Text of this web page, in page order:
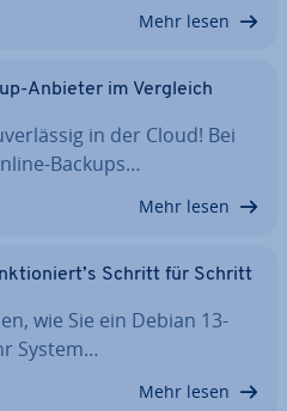
Mehr lesen
Anbieter im Vergleich
in der Cloud! Bei
Backups…
Mehr lesen
Schritt für Schritt
wie Sie ein Debian 13-
System…
Mehr lesen